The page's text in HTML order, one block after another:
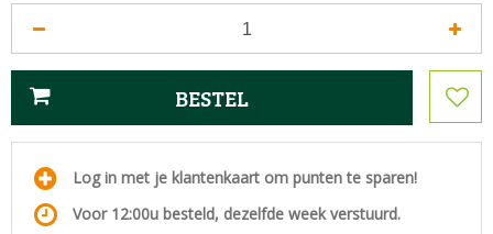
Log in met je klantenkaart om punten te sparen!
Voor 12:00u besteld, dezelfde week verstuurd.